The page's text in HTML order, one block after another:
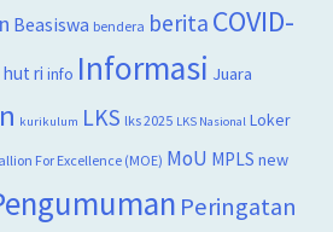
Beasiswa bendera berita COVID-
hut ri info Informasi Juara
kurikulum LKS lks 2025 LKS Nasional Loker
For Excellence (MOE) MoU MPLS new
Peringatan